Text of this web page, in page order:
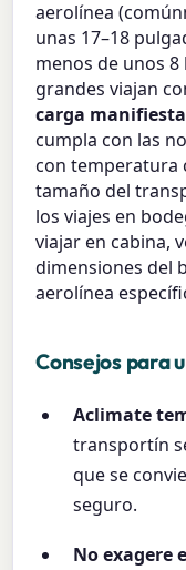
aerolínea
unas 17–18
menos de unos 8
grandes viajan
carga manifiesta
cumpla con las
con temperatura
tamaño del
los viajes en
viajar en cabina,
dimensiones del
aerolínea
Consejos para
Aclimate
transportín
que se
seguro.
No exagere